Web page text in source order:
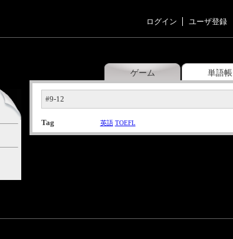
ログイン ユーザ登録
ゲーム 単語帳
#9-12
Tag 英語 TOEFL